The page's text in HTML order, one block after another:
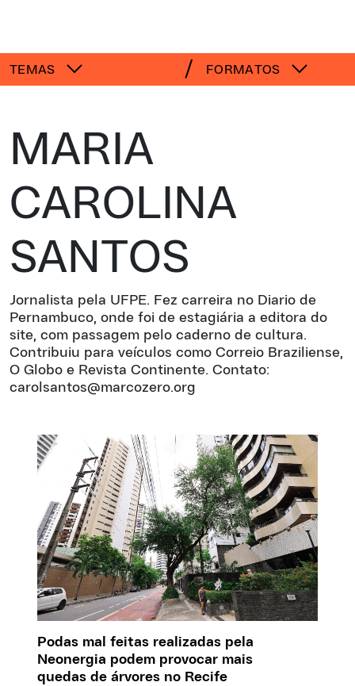
TEMAS FORMATOS
MARIA
CAROLINA
SANTOS
Jornalista pela UFPE. Fez carreira no Diario de
Pernambuco, onde foi de estagiária a editora do
site, com passagem pelo caderno de cultura.
Contribuiu para veículos como Correio Braziliense,
O Globo e Revista Continente. Contato:
carolsantos@marcozero.org
Podas mal feitas realizadas pela
Neonergia podem provocar mais
quedas de árvores no Recife